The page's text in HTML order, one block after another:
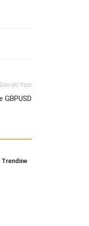
Yazı
GBPUSD
Trendine